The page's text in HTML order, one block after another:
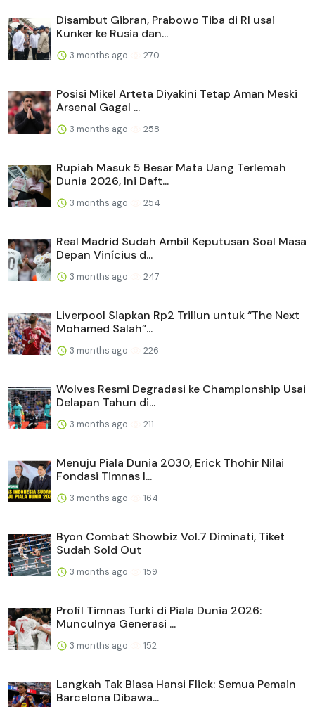
Disambut Gibran, Prabowo Tiba di RI usai
Kunker ke Rusia dan...
3 months ago 270
Posisi Mikel Arteta Diyakini Tetap Aman Meski
Arsenal Gagal ...
3 months ago 258
Rupiah Masuk 5 Besar Mata Uang Terlemah
Dunia 2026, Ini Daft...
3 months ago 254
Real Madrid Sudah Ambil Keputusan Soal Masa
Depan Vinícius d...
3 months ago 247
Liverpool Siapkan Rp2 Triliun untuk “The Next
Mohamed Salah”...
3 months ago 226
Wolves Resmi Degradasi ke Championship Usai
Delapan Tahun di...
3 months ago 211
Menuju Piala Dunia 2030, Erick Thohir Nilai
Fondasi Timnas I...
3 months ago 164
Byon Combat Showbiz Vol.7 Diminati, Tiket
Sudah Sold Out
3 months ago 159
Profil Timnas Turki di Piala Dunia 2026:
Munculnya Generasi ...
3 months ago 152
Langkah Tak Biasa Hansi Flick: Semua Pemain
Barcelona Dibawa...